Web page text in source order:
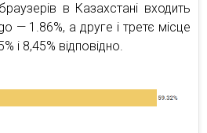
в Казахстані входить
— 1.86%, а друге і третє місце
і 8,45% відповідно.